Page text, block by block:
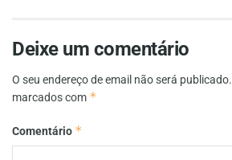
Deixe um comentário
O seu endereço de email não será publicado.
marcados com *
Comentário *